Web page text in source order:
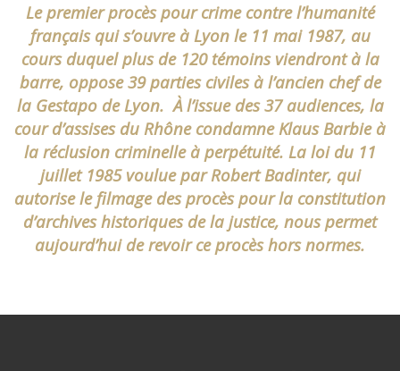
Le premier procès pour crime contre l’humanité
français qui s’ouvre à Lyon le 11 mai 1987, au
cours duquel plus de 120 témoins viendront à la
barre, oppose 39 parties civiles à l’ancien chef de
la Gestapo de Lyon. À l’issue des 37 audiences, la
cour d’assises du Rhône condamne Klaus Barbie à
la réclusion criminelle à perpétuité. La loi du 11
juillet 1985 voulue par Robert Badinter, qui
autorise le filmage des procès pour la constitution
d’archives historiques de la justice, nous permet
aujourd’hui de revoir ce procès hors normes.